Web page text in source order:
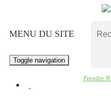
Prendre
MENU DU SITE
Toggle navigation